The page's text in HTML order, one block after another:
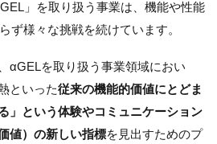
」を取り扱う事業は、 機能や性能
ず様々な挑戦を続けています。
αGELを取り扱う事業領域におい
といった従来の機能的価値にとどま
」という体験やコミュニケーション
値）の新しい指標を見出すためのプ